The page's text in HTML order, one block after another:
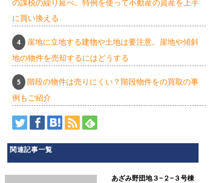
の課税の繰り延べ。特例を使って不動産の資産を上手
に買い換える
崖地に立地する建物や土地は要注意。崖地や傾斜
地の物件を売却するにはどうする
階段の物件は売りにくい？階段物件をの買取の事
例もご紹介
関連記事一覧
あざみ野団地３−２−３号棟